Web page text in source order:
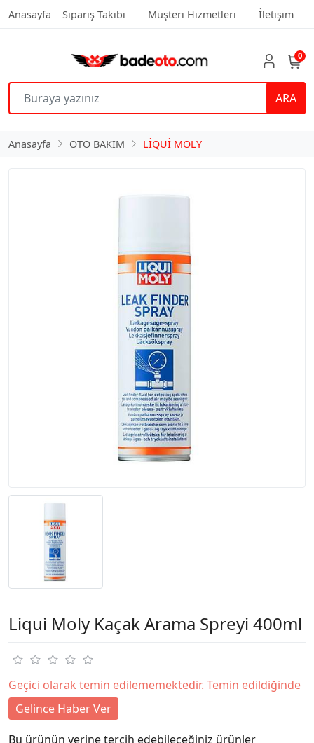
Anasayfa Sipariş Takibi Müşteri Hizmetleri İletişim
ARA
0
Anasayfa OTO BAKIM LİQUİ MOLY
Liqui Moly Kaçak Arama Spreyi 400ml
Geçici olarak temin edilememektedir. Temin edildiğinde
Gelince Haber Ver
Bu ürünün yerine tercih edebileceğiniz ürünler